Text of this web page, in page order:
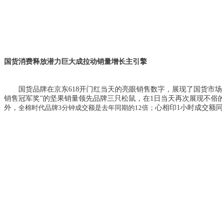
国货消费释放潜力巨大成拉动销量增长主引擎
国货品牌在京东618开门红当天的亮眼销售数字， 展现了国货市
销售冠军奖”的坚果销量领先品牌三只松鼠 ，在1日当天再次展现不俗
外， 全棉时代品牌3分钟成交额是去年同期的12倍； 心相印1小时成交额